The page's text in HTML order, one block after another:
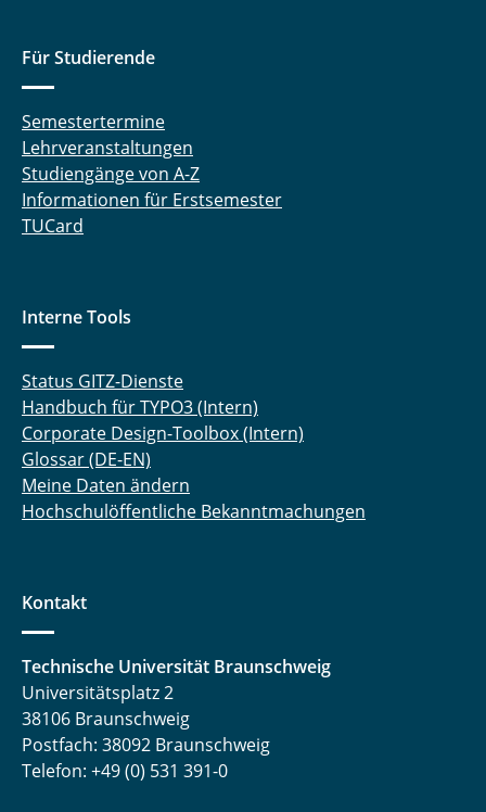
Für Studierende
Semestertermine
Lehrveranstaltungen
Studiengänge von A-Z
Informationen für Erstsemester
TUCard
Interne Tools
Status GITZ-Dienste
Handbuch für TYPO3 (Intern)
Corporate Design-Toolbox (Intern)
Glossar (DE-EN)
Meine Daten ändern
Hochschulöffentliche Bekanntmachungen
Kontakt
Technische Universität Braunschweig
Universitätsplatz 2
38106 Braunschweig
Postfach: 38092 Braunschweig
Telefon: +49 (0) 531 391-0